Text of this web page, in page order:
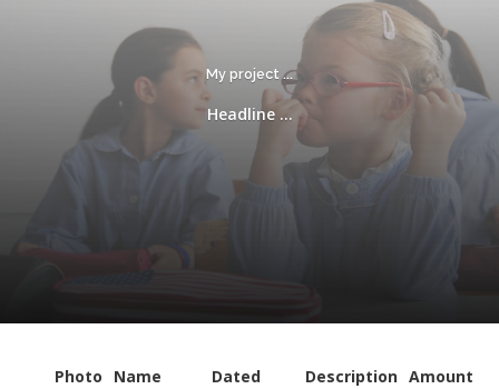
My project ...
Headline ...
Photo Name Dated Description Amount